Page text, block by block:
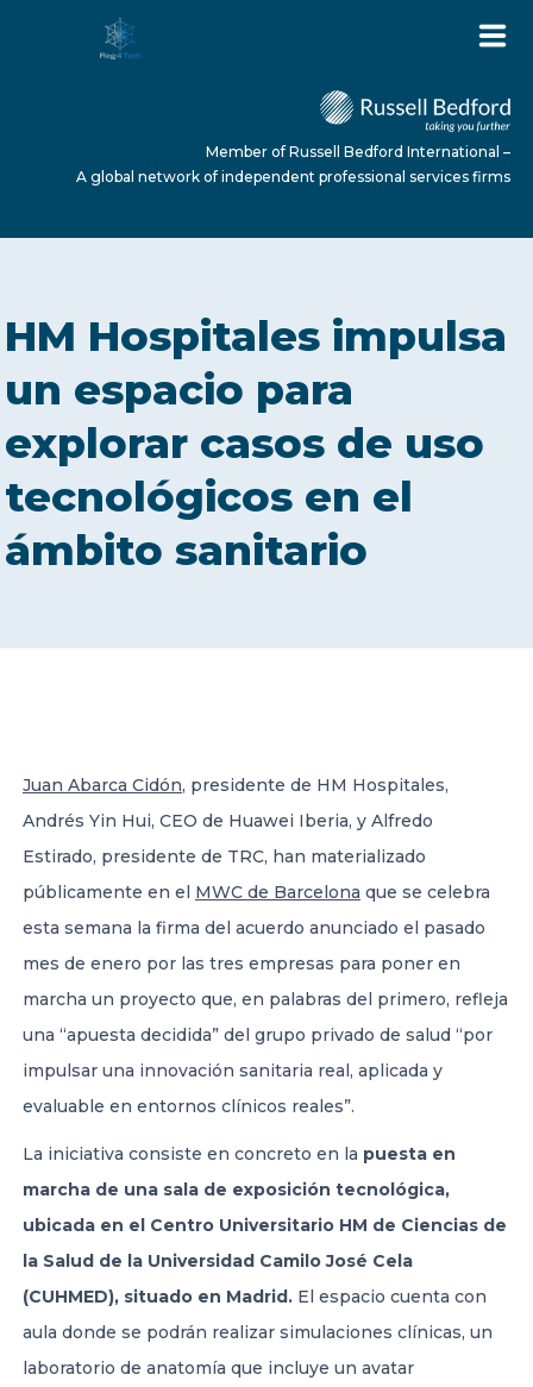
ABOUT US
SERVICES
NEWS
A global network of independent professional
services firms
Member of Russell Bedford International –
A global network of independent professional services firms
HM Hospitales impulsa
un espacio para
explorar casos de uso
tecnológicos en el
ámbito sanitario
Juan Abarca Cidón, presidente de HM Hospitales,
Andrés Yin Hui, CEO de Huawei Iberia, y Alfredo
Estirado, presidente de TRC, han materializado
públicamente en el MWC de Barcelona que se celebra
esta semana la firma del acuerdo anunciado el pasado
mes de enero por las tres empresas para poner en
marcha un proyecto que, en palabras del primero, refleja
una “apuesta decidida” del grupo privado de salud “por
impulsar una innovación sanitaria real, aplicada y
evaluable en entornos clínicos reales”.
La iniciativa consiste en concreto en la puesta en
marcha de una sala de exposición tecnológica,
ubicada en el Centro Universitario HM de Ciencias de
la Salud de la Universidad Camilo José Cela
(CUHMED), situado en Madrid. El espacio cuenta con
aula donde se podrán realizar simulaciones clínicas, un
laboratorio de anatomía que incluye un avatar